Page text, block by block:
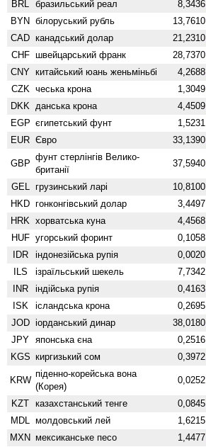
BRL бразильський реал 8,3436
BYN білоруський рубль 13,7610
CAD канадський долар 21,2310
CHF швейцарський франк 28,7370
CNY китайський юань женьмiньбi 4,2688
CZK чеська крона 1,3049
DKK данська крона 4,4509
EGP єгипетський фунт 1,5231
EUR Євро 33,1390
GBP
фунт стерлінгів Велико­
британії
37,5940
GEL грузинський ларі 10,8100
HKD гонконгівський долар 3,4497
HRK хорватська куна 4,4568
HUF угорський форинт 0,1058
IDR індонезійська рупія 0,0020
ILS ізраїльський шекель 7,7342
INR індійська рупія 0,4163
ISK ісландська крона 0,2695
JOD іорданський динар 38,0180
JPY японська єна 0,2516
KGS киргизький сом 0,3972
KRW
піденно-корейська вона
(Корея)
0,0252
KZT казахстанський тенге 0,0845
MDL молдовський лей 1,6215
MXN мексиканське песо 1,4477